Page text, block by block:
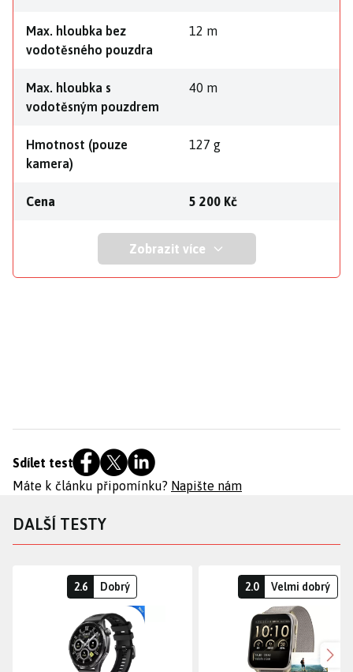
Max. hloubka bez
vodotěsného pouzdra
12 m
Max. hloubka s
vodotěsným pouzdrem
40 m
Hmotnost (pouze
kamera)
127 g
Cena 5 200 Kč
Zobrazit více
Sdílet test
Máte k článku připomínku? Napište nám
DALŠÍ TESTY
2.6 Dobrý 2.0 Velmi dobrý